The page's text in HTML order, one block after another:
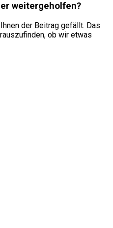
weitergeholfen?
der Beitrag gefällt. Das
ob wir etwas